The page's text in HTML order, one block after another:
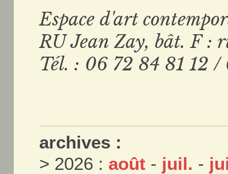
Espace d'art
RU Jean Zay, bât. F :
Tél. : 06 72 84 8112 /
archives :
> 2026 : août - juil. -